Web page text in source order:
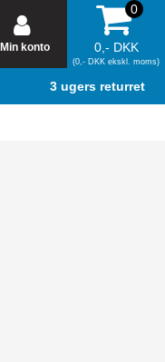
Min konto
0
0,- DKK
(0,- DKK ekskl. moms)
3 ugers returret